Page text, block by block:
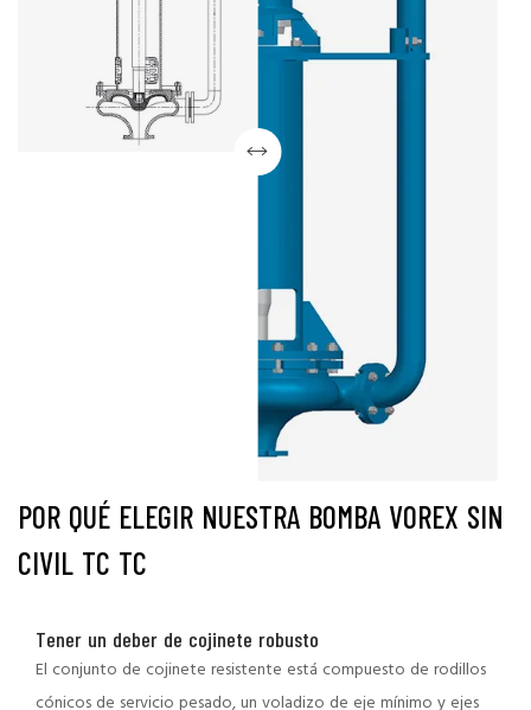
POR QUÉ ELEGIR NUESTRA BOMBA VOREX SIN
CIVIL TC TC
Tener un deber de cojinete robusto
El conjunto de cojinete resistente está compuesto de rodillos
cónicos de servicio pesado, un voladizo de eje mínimo y ejes